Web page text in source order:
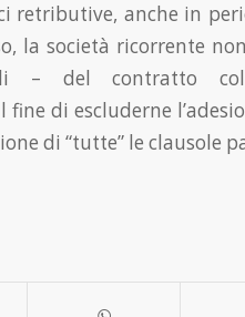
retributive, anche in
la società ricorrente
– del contratto
di escluderne
di “tutte” le clausole